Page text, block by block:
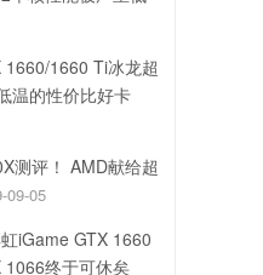
1660 Ti冰龙超
温的性价比好卡
测评！ AMD献给超
09-05
iGame GTX 1660
1066终于可休矣